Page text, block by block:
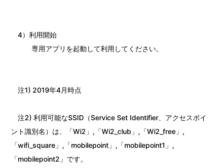
4）利用開始
専用アプリを起動して利用してください。
注1) 2019年4月時点
注2) 利用可能なSSID（Service Set Identifier、アクセスポイ
ント識別名）は、「Wi2」,「Wi2_club」,「Wi2_free」,
「wifi_square」,「mobilepoint」,「mobilepoint1」,
「mobilepoint2」です。